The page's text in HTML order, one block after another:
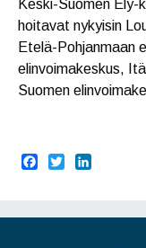
Keski-Suomen
hoitavat nykyisin
Etelä-Pohjanmaan
elinvoimakeskus,
Suomen